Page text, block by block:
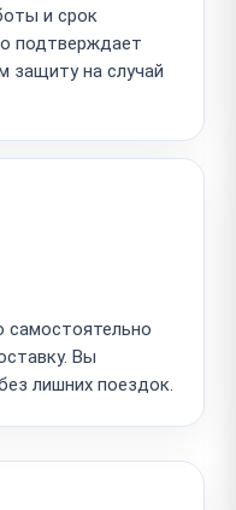
и срок
подтверждает
защиту на случай
самостоятельно
Вы
лишних поездок.